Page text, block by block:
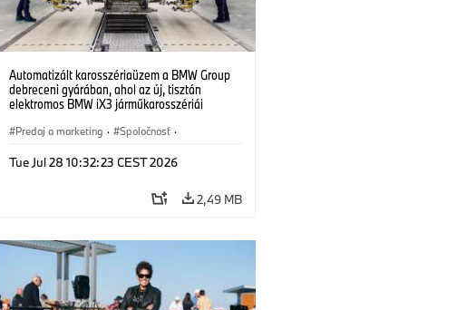
Automatizált karosszériaüzem a BMW Group
debreceni gyárában, ahol az új, tisztán
elektromos BMW iX3 járműkarosszériái
Predaj a marketing · Spoločnosť ·
Tue Jul 28 10:32:23 CEST 2026
2,49 MB